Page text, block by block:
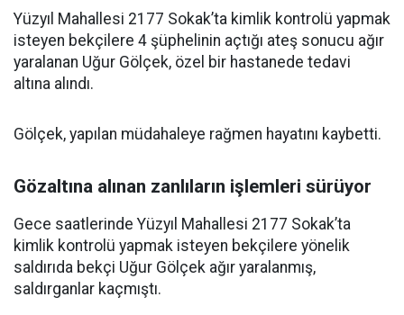
Yüzyıl Mahallesi 2177 Sokak’ta kimlik kontrolü yapmak
isteyen bekçilere 4 şüphelinin açtığı ateş sonucu ağır
yaralanan Uğur Gölçek, özel bir hastanede tedavi
altına alındı.
Gölçek, yapılan müdahaleye rağmen hayatını kaybetti.
Gözaltına alınan zanlıların işlemleri sürüyor
Gece saatlerinde Yüzyıl Mahallesi 2177 Sokak’ta
kimlik kontrolü yapmak isteyen bekçilere yönelik
saldırıda bekçi Uğur Gölçek ağır yaralanmış,
saldırganlar kaçmıştı.